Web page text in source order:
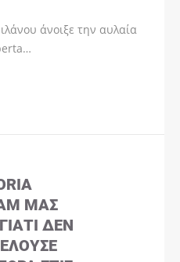
άνοιξε την αυλαία
ΜΑΣ
ΔΕΝ